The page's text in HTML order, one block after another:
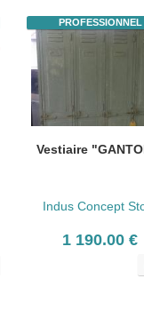
PROFESSIONNEL
Vestiaire
Indus Concept
1 190.00 €